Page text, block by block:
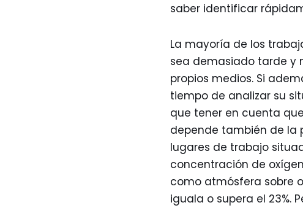
saber identificar
La mayoría de los
sea demasiado tarde y
propios medios. Si
tiempo de analizar su
que tener en cuenta
depende también de la
lugares de trabajo
concentración de
como atmósfera sobre
iguala o supera el 23%.